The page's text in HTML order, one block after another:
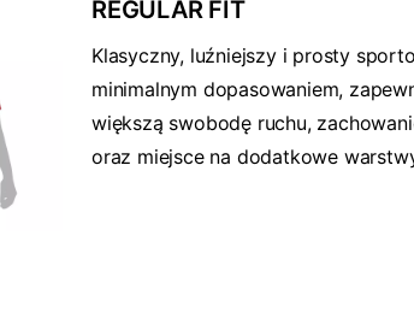
REGULAR FIT
Klasyczny, luźniejszy i prosty
minimalnym dopasowaniem,
większą swobodę ruchu,
oraz miejsce na dodatkowe